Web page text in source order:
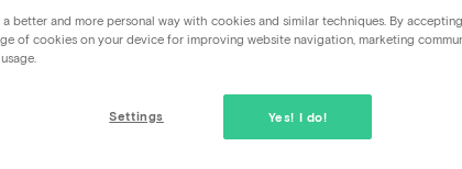
a better and more personal way with cookies and similar techniques. By
of cookies on your device for improving website navigation, marketing
Yes! I do!
Settings